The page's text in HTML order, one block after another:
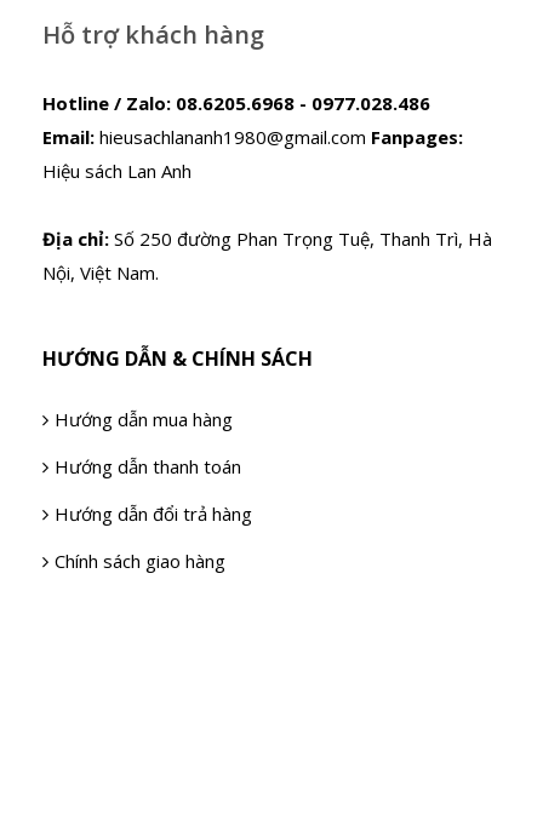
Hỗ trợ khách hàng
Hotline / Zalo: 08.6205.6968 - 0977.028.486
Email: hieusachlananh1980@gmail.com Fanpages:
Hiệu sách Lan Anh
Địa chỉ: Số 250 đường Phan Trọng Tuệ, Thanh Trì, Hà
Nội, Việt Nam.
HƯỚNG DẪN & CHÍNH SÁCH
Hướng dẫn mua hàng
Hướng dẫn thanh toán
Hướng dẫn đổi trả hàng
Chính sách giao hàng